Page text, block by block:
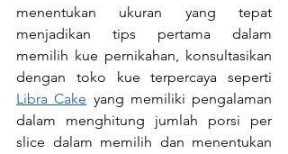
menentukan ukuran yang tepat
menjadikan tips pertama dalam
memilih kue pernikahan, konsultasikan
Libra Cake yang memiliki pengalaman
dalam menghitung jumlah porsi per
slice dalam memilih dan menentukan